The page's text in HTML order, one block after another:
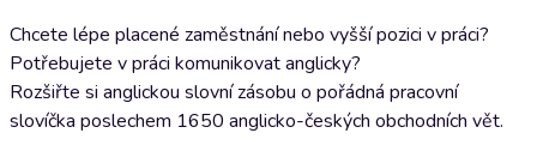
Chcete lépe placené zaměstnání nebo vyšší pozici v práci?
Potřebujete v práci komunikovat anglicky?
Rozšiřte si anglickou slovní zásobu o pořádná pracovní
slovíčka poslechem 1650 anglicko-českých obchodních vět.